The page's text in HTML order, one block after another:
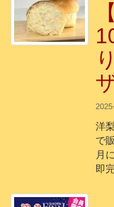
洋
で
月
即